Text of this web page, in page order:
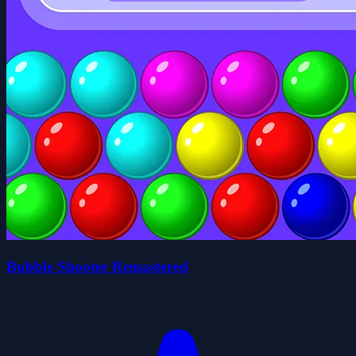
Bubble Shooter Remastered